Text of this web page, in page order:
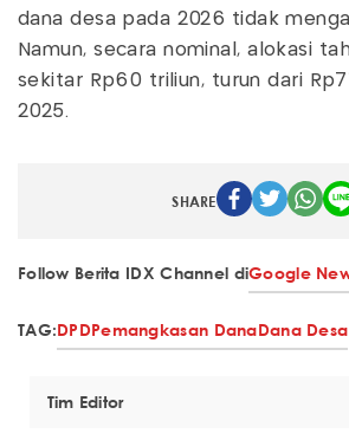
dana desa pada 2026 tidak
Namun, secara nominal, alokasi
sekitar Rp60 triliun, turun dari
2025.
SHARE
Follow Berita IDX Channel diGoogle
TAG:DPDPemangkasan DanaDana Desa
Tim Editor